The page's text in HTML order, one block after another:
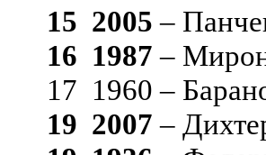
15 2005 –
16 1987 –
17 1960 –
19 2007 –